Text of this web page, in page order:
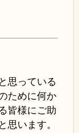
思っている
ために何か
皆様にご助
思います。